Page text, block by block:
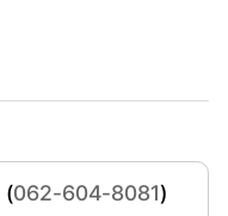
(062-604-8081)